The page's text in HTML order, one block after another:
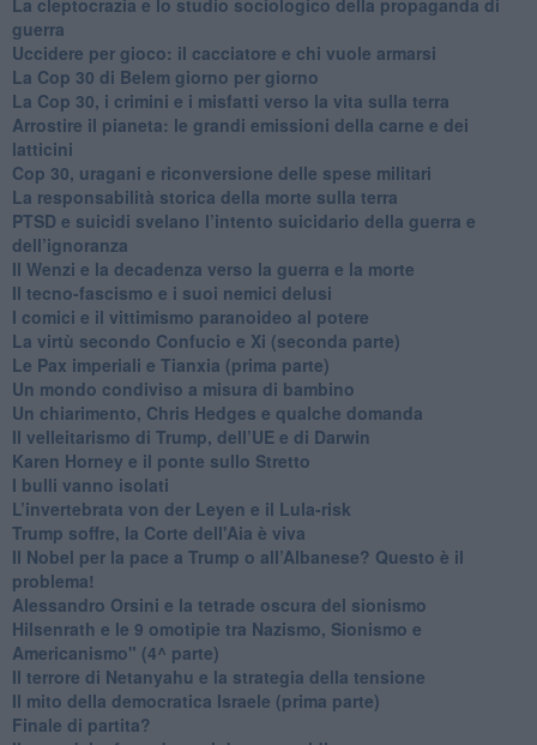
guerra
​Uccidere per gioco: il cacciatore e chi vuole armarsi
​La Cop 30 di Belem giorno per giorno
La Cop 30, i crimini e i misfatti verso la vita sulla terra
Arrostire il pianeta: le grandi emissioni della carne e dei
latticini
​Cop 30, uragani e riconversione delle spese militari
La responsabilità storica della morte sulla terra
PTSD e suicidi svelano l’intento suicidario della guerra e
dell’ignoranza
Il Wenzi e la decadenza verso la guerra e la morte
​Il tecno-fascismo e i suoi nemici delusi
​I comici e il vittimismo paranoideo al potere
​La virtù secondo Confucio e Xi (seconda parte)
Le Pax imperiali e Tianxia (prima parte)
Un mondo condiviso a misura di bambino
​Un chiarimento, Chris Hedges e qualche domanda
Il velleitarismo di Trump, dell’UE e di Darwin
​Karen Horney e il ponte sullo Stretto
​I bulli vanno isolati
L’invertebrata von der Leyen e il Lula-risk
Trump soffre, la Corte dell'Aia è viva
​Il Nobel per la pace a Trump o all’Albanese? Questo è il
problema!
​Alessandro Orsini e la tetrade oscura del sionismo
​Hilsenrath e le 9 omotipie tra Nazismo, Sionismo e
Americanismo" (4^ parte)
​Il terrore di Netanyahu e la strategia della tensione
Il mito della democratica Israele (prima parte)
​Finale di partita?